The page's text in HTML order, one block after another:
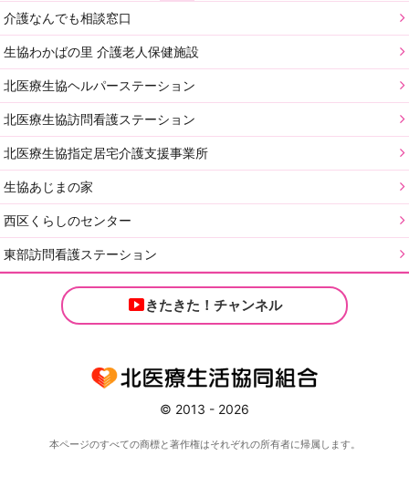
介護なんでも相談窓口
生協わかばの里 介護老人保健施設
北医療生協ヘルパーステーション
北医療生協訪問看護ステーション
北医療生協指定居宅介護支援事業所
生協あじまの家
西区くらしのセンター
東部訪問看護ステーション
きたきた！チャンネル
© 2013 - 2026
本ページのすべての商標と著作権はそれぞれの所有者に帰属します。